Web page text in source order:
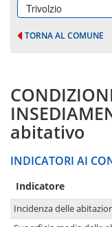
Trivolzio
TORNA AL COMUNE
abitativo
INDICATORI AI
Indicatore
Incidenza delle